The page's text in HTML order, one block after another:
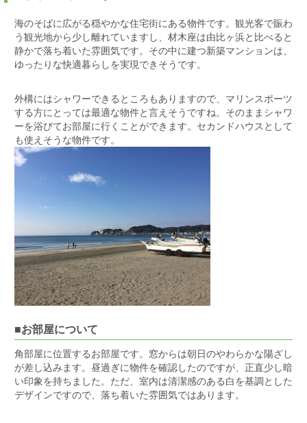
海のそばに広がる穏やかな住宅街にある物件です。観光客で賑わ
う観光地から少し離れていますし、材木座は由比ヶ浜と比べると
静かで落ち着いた雰囲気です。その中に建つ新築マンションは、
ゆったりな快適暮らしを実現できそうです。
外構にはシャワーできるところもありますので、マリンスポーツ
する方にとっては最適な物件と言えそうですね。そのままシャワ
ーを浴びてお部屋に行くことができます。セカンドハウスとして
も使えそうな物件です。
■お部屋について
角部屋に位置するお部屋です。窓からは朝日のやわらかな陽ざし
が差し込みます。昼過ぎに物件を確認したのですが、正直少し暗
い印象を持ちました。ただ、室内は清潔感のある白を基調とした
デザインですので、落ち着いた雰囲気ではあります。